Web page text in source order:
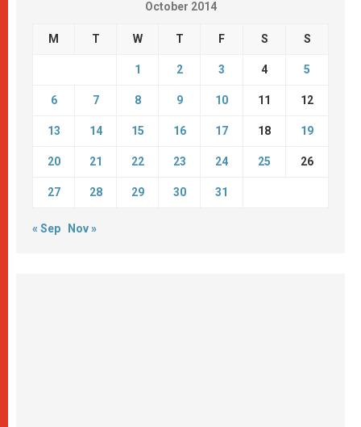
October 2014
M T W T F S S
1 2 3 4 5
6 7 8 9 10 11 12
13 14 15 16 17 18 19
20 21 22 23 24 25 26
27 28 29 30 31
« Sep Nov »